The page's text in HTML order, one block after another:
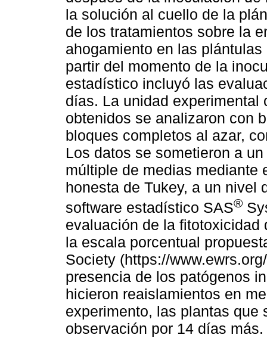
la solución al cuello de la
de los tratamientos sobre la
ahogamiento en las
partir del momento de la
estadístico incluyó las
días. La unidad
obtenidos se analizaron con
bloques completos al azar,
Los datos se sometieron a
múltiple de medias mediante
honesta de Tukey, a un nivel
software estadístico SAS®
evaluación de la
la escala porcentual
Society (https://
presencia de los patógenos
hicieron reaislamientos en
experimento, las plantas que
observación por 14 días más.